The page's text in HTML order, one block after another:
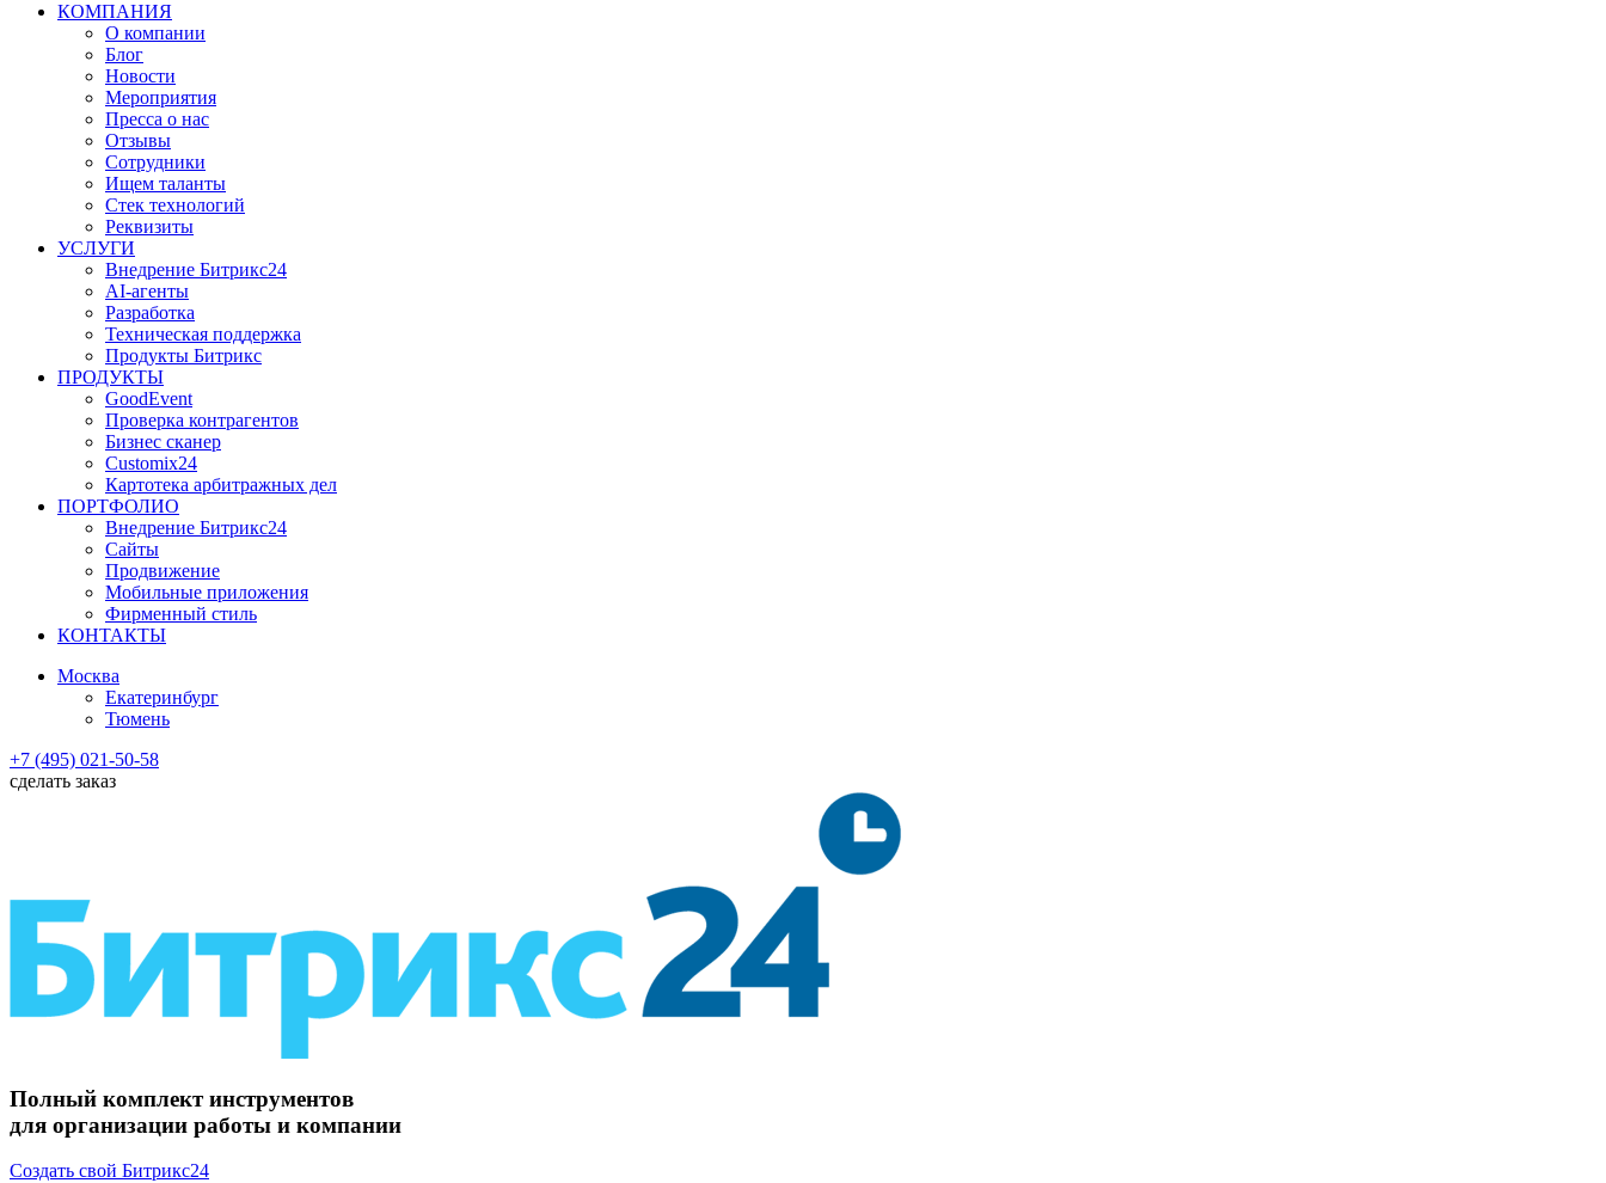
КОМПАНИЯ
О компании
Блог
Новости
Мероприятия
Пресса о нас
Отзывы
Сотрудники
Ищем таланты
Стек технологий
Реквизиты
УСЛУГИ
Внедрение Битрикс24
AI-агенты
Разработка
Техническая поддержка
Продукты Битрикс
ПРОДУКТЫ
GoodEvent
Проверка контрагентов
Бизнес сканер
Customix24
Картотека арбитражных дел
ПОРТФОЛИО
Внедрение Битрикс24
Сайты
Продвижение
Мобильные приложения
Фирменный стиль
КОНТАКТЫ
Москва
Екатеринбург
Тюмень
+7 (495) 021-50-58
сделать заказ
Полный комплект инструментов
для организации работы и компании
Создать свой Битрикс24